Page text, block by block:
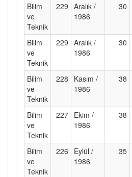
Bilim
ve
Teknik
229 Aralık /
1986
30
Bilim
ve
Teknik
229 Aralık /
1986
30
Bilim
ve
Teknik
228
Kasım /
1986
38
Bilim
ve
Teknik
227 Ekim /
1986
38
Bilim
ve
Teknik
226
Eylül /
1986
35